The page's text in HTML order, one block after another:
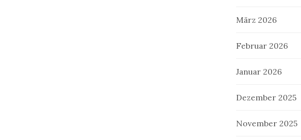
März 2026
Februar 2026
Januar 2026
Dezember 2025
November 2025